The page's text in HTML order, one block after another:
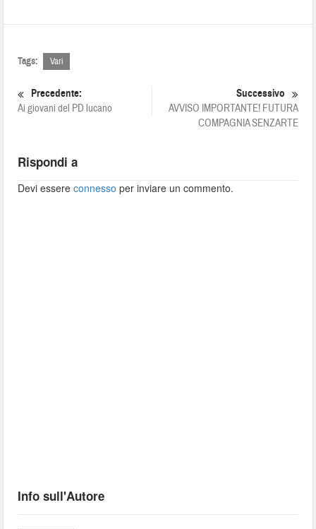
Tags: Vari
Precedente:
Ai giovani del PD lucano
Successivo
AVVISO IMPORTANTE! FUTURA
COMPAGNIA SENZARTE
Rispondi a
Devi essereconnesso per inviare un commento.
Info sull'Autore